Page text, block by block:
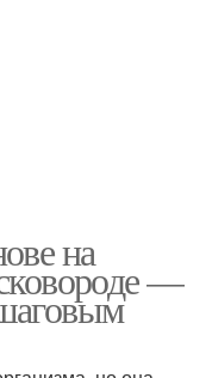
в микроволновке
на
—